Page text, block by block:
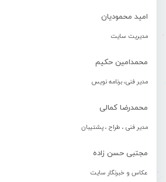
امید محمودیان
مدیریت سایت
محمدامین حکیم
مدیر فنی، برنامه نویس
محمدرضا کمالی
مدیر فنی ، طراح ، پشتیبان
مجتبی حسن زاده
عکاس و خبرنگار سایت